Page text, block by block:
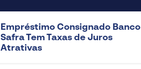
Empréstimo Consignado Banco
Safra Tem Taxas de Juros
Atrativas